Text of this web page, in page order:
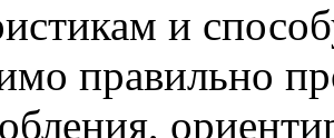
и
правильно